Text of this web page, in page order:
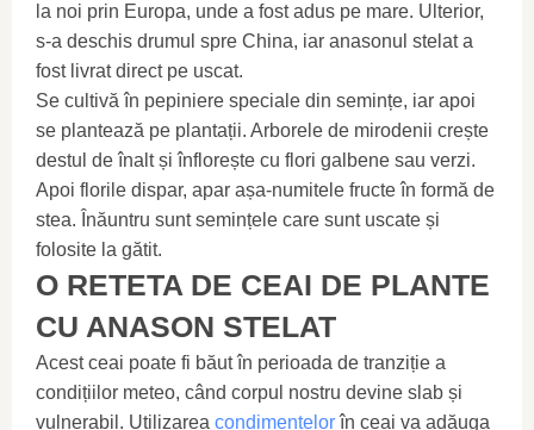
la noi prin Europa, unde a fost adus pe mare. Ulterior,
s-a deschis drumul spre China, iar anasonul stelat a
fost livrat direct pe uscat.
Se cultivă în pepiniere speciale din semințe, iar apoi
se plantează pe plantații. Arborele de mirodenii crește
destul de înalt și înflorește cu flori galbene sau verzi.
Apoi florile dispar, apar așa-numitele fructe în formă de
stea. Înăuntru sunt semințele care sunt uscate și
folosite la gătit.
O RETETA DE CEAI DE PLANTE
CU ANASON STELAT
Acest ceai poate fi băut în perioada de tranziție a
condițiilor meteo, când corpul nostru devine slab și
vulnerabil. Utilizarea condimentelorîn ceai va adăuga